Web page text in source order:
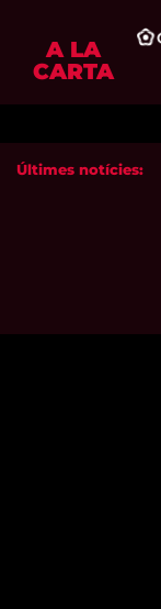
A LA
CARTA
Últimes notícies: